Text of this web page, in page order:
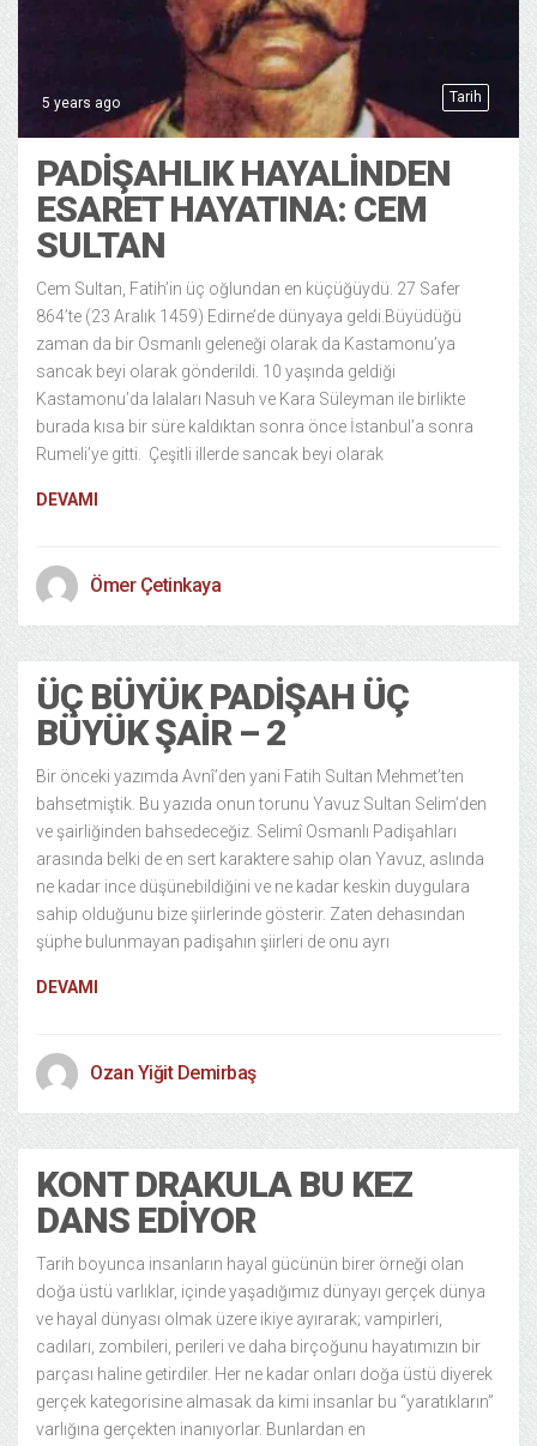
Tarih
5 years ago
PADİŞAHLIK HAYALİNDEN
ESARET HAYATINA: CEM
SULTAN
Cem Sultan, Fatih’in üç oğlundan en küçüğüydü. 27 Safer
864’te (23 Aralık 1459) Edirne’de dünyaya geldi.Büyüdüğü
zaman da bir Osmanlı geleneği olarak da Kastamonu’ya
sancak beyi olarak gönderildi. 10 yaşında geldiği
Kastamonu’da lalaları Nasuh ve Kara Süleyman ile birlikte
burada kısa bir süre kaldıktan sonra önce İstanbul’a sonra
Rumeli’ye gitti. Çeşitli illerde sancak beyi olarak
DEVAMI
Ömer Çetinkaya
ÜÇ BÜYÜK PADIŞAH ÜÇ
BÜYÜK ŞAIR – 2
Bir önceki yazımda Avnî’den yani Fatih Sultan Mehmet’ten
bahsetmiştik. Bu yazıda onun torunu Yavuz Sultan Selim’den
ve şairliğinden bahsedeceğiz. Selimî Osmanlı Padişahları
arasında belki de en sert karaktere sahip olan Yavuz, aslında
ne kadar ince düşünebildiğini ve ne kadar keskin duygulara
sahip olduğunu bize şiirlerinde gösterir. Zaten dehasından
şüphe bulunmayan padişahın şiirleri de onu ayrı
DEVAMI
Ozan Yiğit Demirbaş
KONT DRAKULA BU KEZ
DANS EDIYOR
Tarih boyunca insanların hayal gücünün birer örneği olan
doğa üstü varlıklar, içinde yaşadığımız dünyayı gerçek dünya
ve hayal dünyası olmak üzere ikiye ayırarak; vampirleri,
cadıları, zombileri, perileri ve daha birçoğunu hayatımızın bir
parçası haline getirdiler. Her ne kadar onları doğa üstü diyerek
gerçek kategorisine almasak da kimi insanlar bu “yaratıkların”
varlığına gerçekten inanıyorlar. Bunlardan en